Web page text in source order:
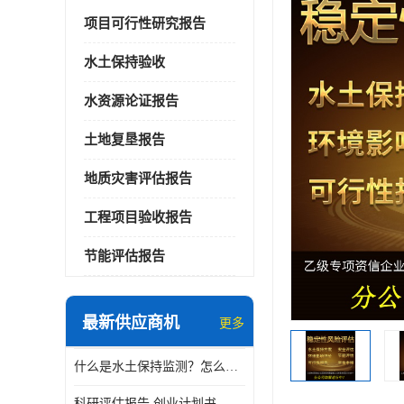
项目可行性研究报告
水土保持验收
水资源论证报告
土地复垦报告
地质灾害评估报告
工程项目验收报告
节能评估报告
最新供应商机 更多
什么是水土保持监测？怎么做水土保持监测？